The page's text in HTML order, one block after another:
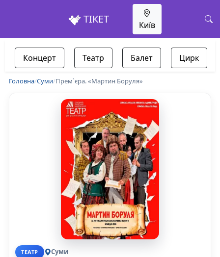
ТІКЕТ Київ
Концерт Театр Балет Цирк
Головна/Суми/Прем`єра. «Мартин Боруля»
ТЕАТР Суми